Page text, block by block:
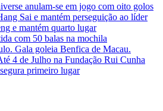
anulam-se em jogo com oito golos
Sai e mantém perseguição ao líder
e mantém quarto lugar
com 50 balas na mochila
Gala goleia Benfica de Macau.
4 de Julho na Fundação Rui Cunha
primeiro lugar